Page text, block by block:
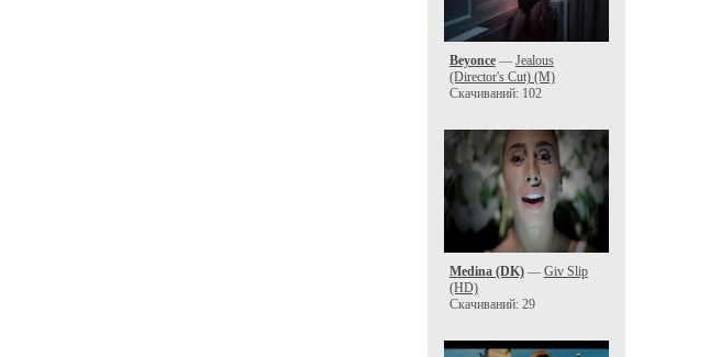
Beyonce— Jealous
(Director's Cut) (M)
Скачиваний: 102
Medina (DK)— Giv Slip
(HD)
Скачиваний: 29